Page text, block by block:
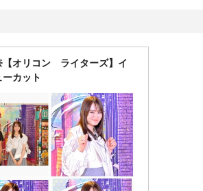
【オリコン ライターズ】イ
カット